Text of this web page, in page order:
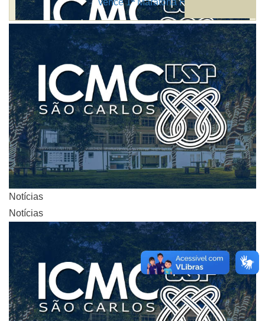
vence 1ª Maratona Hacker
Notícias
Notícias
Notícias